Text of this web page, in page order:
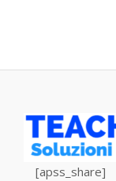
[apss_share]